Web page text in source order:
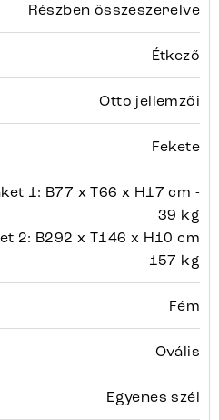
Részben összeszerelve
Étkező
Otto jellemzői
Fekete
1: B77 x T66 x H17 cm -
39 kg
2: B292 x T146 x H10 cm
- 157 kg
Fém
Ovális
Egyenes szél